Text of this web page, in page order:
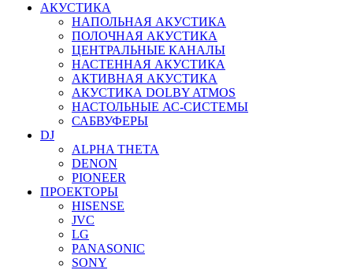
АКУСТИКА
НАПОЛЬНАЯ АКУСТИКА
ПОЛОЧНАЯ АКУСТИКА
ЦЕНТРАЛЬНЫЕ КАНАЛЫ
НАСТЕННАЯ АКУСТИКА
АКТИВНАЯ АКУСТИКА
АКУСТИКА DOLBY ATMOS
НАСТОЛЬНЫЕ АС-СИСТЕМЫ
САБВУФЕРЫ
DJ
ALPHA THETA
DENON
PIONEER
ПРОЕКТОРЫ
HISENSE
JVC
LG
PANASONIC
SONY